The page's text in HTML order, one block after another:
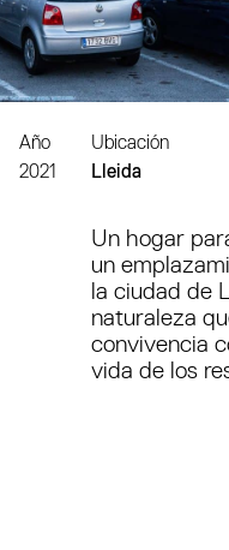
Ubicación
Lleida
Año
2021
Un hogar
un
la ciudad de
naturaleza
convivencia
vida de los